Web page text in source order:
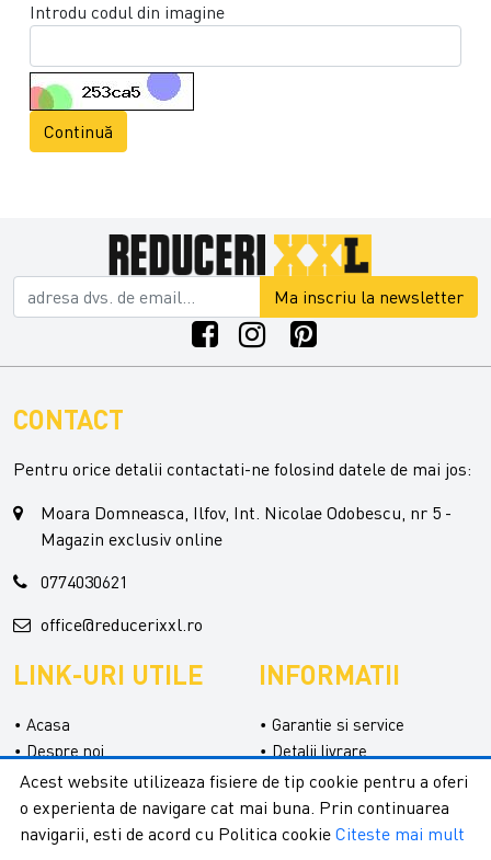
Introdu codul din imagine
Continuă
Ma inscriu la newsletter
CONTACT
Pentru orice detalii contactati-ne folosind datele de mai jos:
Moara Domneasca, Ilfov, Int. Nicolae Odobescu, nr 5 -
Magazin exclusiv online
0774030621
office@reducerixxl.ro
LINK-URI UTILE
Acasa
Despre noi
Categorii
Contact
Formular retur
INFORMATII
Garantie si service
Detalii livrare
Confidentialitate
Termeni si conditii
Acest website utilizeaza fisiere de tip cookie pentru a oferi
o experienta de navigare cat mai buna. Prin continuarea
navigarii, esti de acord cu Politica cookie Citeste mai mult